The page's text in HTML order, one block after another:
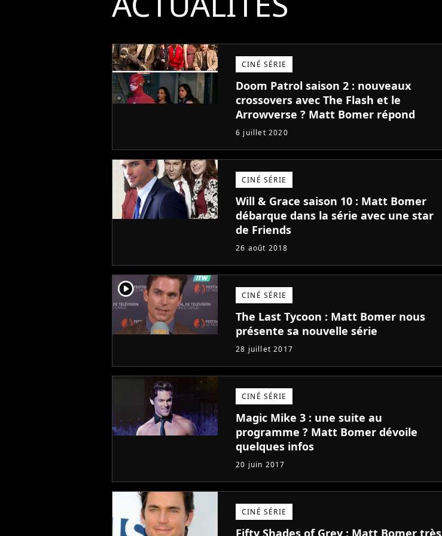
CINÉ SÉRIE
Doom Patrol saison 2 : nouveaux
crossovers avec The Flash et le
Arrowverse ? Matt Bomer répond
6 juillet 2020
CINÉ SÉRIE
Will & Grace saison 10 : Matt Bomer
débarque dans la série avec une star
de Friends
26 août 2018
player2 CINÉ SÉRIE
The Last Tycoon : Matt Bomer nous
présente sa nouvelle série
28 juillet 2017
CINÉ SÉRIE
Magic Mike 3 : une suite au
programme ? Matt Bomer dévoile
quelques infos
20 juin 2017
CINÉ SÉRIE
Fifty Shades of Grey : Matt Bomer très